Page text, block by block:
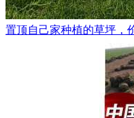
置顶自己家种植的草坪，